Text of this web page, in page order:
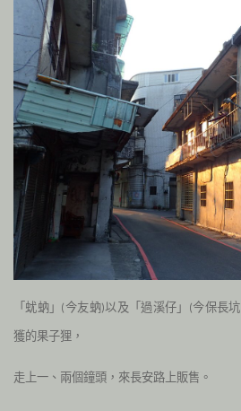
「蚘蚋」 ( 今友蚋)以及「過溪仔」 (今保長坑
獲的果子狸，
走上一、兩個鐘頭，來長安路上販售。